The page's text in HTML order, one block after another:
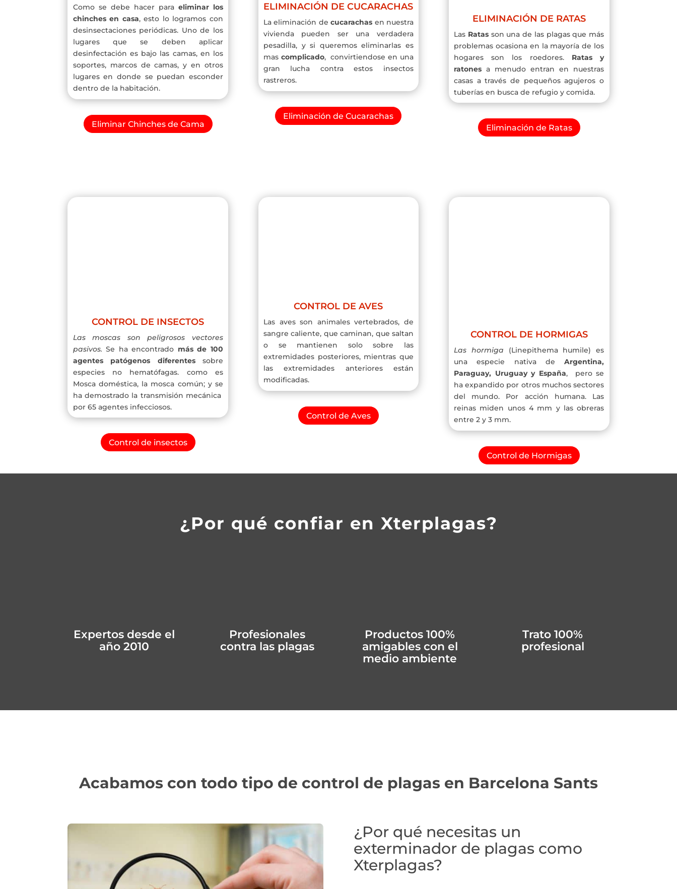
Como se debe hacer para eliminar los
chinches en casa, esto lo logramos con
desinsectaciones periódicas. Uno de los
lugares que se deben aplicar
desinfectación es bajo las camas, en los
soportes, marcos de camas, y en otros
lugares en donde se puedan esconder
dentro de la habitación.
Eliminar Chinches de Cama
ELIMINACIÓN DE CUCARACHAS
La eliminación decucarachas en nuestra
vivienda pueden ser una verdadera
pesadilla, y si queremos eliminarlas es
mas complicado, convirtiendose en una
gran lucha contra estos insectos
rastreros.
Eliminación de Cucarachas
ELIMINACIÓN DE RATAS
Las Ratas son una de las plagas que más
problemas ocasiona en la mayoría de los
hogares son los roedores. Ratas y
ratones a menudo entran en nuestras
casas a través de pequeños agujeros o
tuberías en busca de refugio y comida.
Eliminación de Ratas
CONTROL DE INSECTOS
Las moscas son peligrosos vectores
pasivos. Se ha encontrado más de 100
agentes patógenos diferentessobre
especies no hematófagas. como es
Mosca doméstica, la mosca común; y se
ha demostrado la transmisión mecánica
por 65 agentes infecciosos.
Control de insectos
CONTROL DE AVES
Las aves son animales vertebrados, de
sangre caliente, que caminan, que saltan
o se mantienen solo sobre las
extremidades posteriores, mientras que
las extremidades anteriores están
modificadas.
Control de Aves
CONTROL DE HORMIGAS
Las hormiga (Linepithema humile) es
una especie nativa deArgentina,
Paraguay, Uruguay y España, pero se
ha expandido por otros muchos sectores
del mundo. Por acción humana. Las
reinas miden unos 4 mm y las obreras
entre 2 y 3 mm.
Control de Hormigas
¿Por qué confiar en Xterplagas?
Expertos desde el
año 2010
Profesionales
contra las plagas
Productos 100%
amigables con el
medio ambiente
Trato 100%
profesional
Acabamos con todo tipo de control de plagas en Barcelona Sants
¿Por qué necesitas un
exterminador de plagas como
Xterplagas?